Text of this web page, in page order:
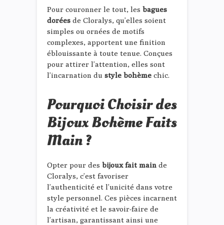
Pour couronner le tout, les bagues
dorées de Cloralys, qu’elles soient
simples ou ornées de motifs
complexes, apportent une finition
éblouissante à toute tenue. Conçues
pour attirer l’attention, elles sont
l’incarnation du style bohème chic.
Pourquoi Choisir des
Bijoux Bohème Faits
Main ?
Opter pour des bijoux fait main de
Cloralys, c’est favoriser
l’authenticité et l’unicité dans votre
style personnel. Ces pièces incarnent
la créativité et le savoir-faire de
l’artisan, garantissant ainsi une